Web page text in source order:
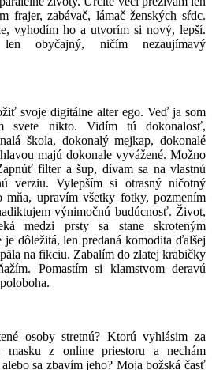
frajer, zabávač, lámač ženských sŕdc.
vyhodím ho a utvorím si nový, lepší.
obyčajný, ničím nezaujímavý
svoje digitálne alter ego. Veď ja som
svete nikto. Vidím tú dokonalosť,
škola, dokonalý mejkap, dokonalé
majú dokonale vyvážené. Možno
filter a šup, dívam sa na vlastnú
verziu. Vylepším si otrasný ničotný
upravím všetky fotky, pozmením
výnimočnú budúcnosť. Život,
medzi prsty sa stane skroteným
dôležitá, len predaná komodita ďalšej
na fikciu. Zabalím do zlatej krabičky
Pomastím si klamstvom deravú
osoby stretnú? Ktorú vyhlásim za
masku z online priestoru a nechám
alebo sa zbavím jeho? Moja božská časť